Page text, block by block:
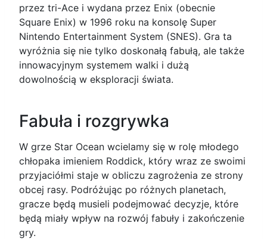
przez tri-Ace i wydana przez Enix (obecnie
Square Enix) w 1996 roku na konsolę Super
Nintendo Entertainment System (SNES). Gra ta
wyróżnia się nie tylko doskonałą fabułą, ale także
innowacyjnym systemem walki i dużą
dowolnością w eksploracji świata.
Fabuła i rozgrywka
W grze Star Ocean wcielamy się w rolę młodego
chłopaka imieniem Roddick, który wraz ze swoimi
przyjaciółmi staje w obliczu zagrożenia ze strony
obcej rasy. Podróżując po różnych planetach,
gracze będą musieli podejmować decyzje, które
będą miały wpływ na rozwój fabuły i zakończenie
gry.